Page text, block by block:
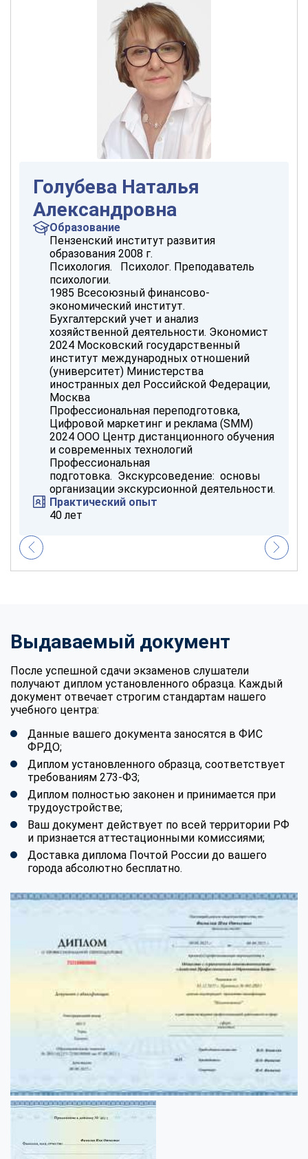
Голубева Наталья
Александровна
Образование
Пензенский институт развития
образования 2008 г.
Психология. Психолог. Преподаватель
психологии.
1985 Всесоюзный финансово-
экономический институт.
Бухгалтерский учет и анализ
хозяйственной деятельности. Экономист
2024 Московский государственный
институт международных отношений
(университет) Министерства
иностранных дел Российской Федерации,
Москва
Профессиональная переподготовка,
Цифровой маркетинг и реклама (SMM)
2024 ООО Центр дистанционного обучения
и современных технологий
Профессиональная
подготовка. Экскурсоведение: основы
организации экскурсионной деятельности.
Практический опыт
40 лет
Выдаваемый документ
После успешной сдачи экзаменов слушатели
получают диплом установленного образца. Каждый
документ отвечает строгим стандартам нашего
учебного центра:
Данные вашего документа заносятся в ФИС
ФРДО;
Диплом установленного образца, соответствует
требованиям 273-ФЗ;
Диплом полностью законен и принимается при
трудоустройстве;
Ваш документ действует по всей территории РФ
и признается аттестационными комиссиями;
Доставка диплома Почтой России до вашего
города абсолютно бесплатно.